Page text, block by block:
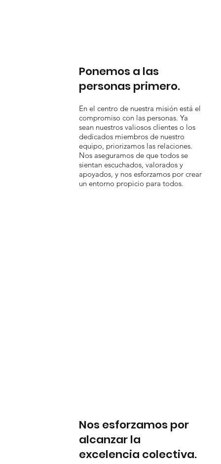
Ponemos a las
personas primero.
En el centro de nuestra misión está el
compromiso con las personas. Ya
sean nuestros valiosos clientes o los
dedicados miembros de nuestro
equipo, priorizamos las relaciones.
Nos aseguramos de que todos se
sientan escuchados, valorados y
apoyados, y nos esforzamos por crear
un entorno propicio para todos.
Nos esforzamos por
alcanzar la
excelencia colectiva.